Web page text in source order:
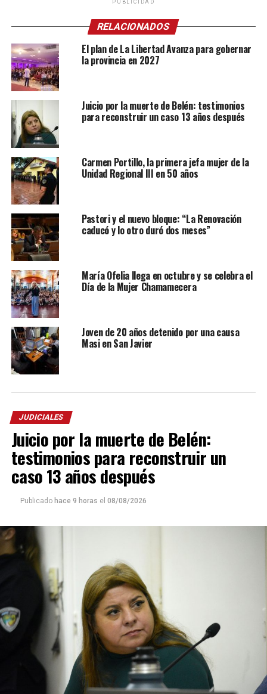
PUBLICIDAD
RELACIONADOS
El plan de La Libertad Avanza para gobernar
la provincia en 2027
Juicio por la muerte de Belén: testimonios
para reconstruir un caso 13 años después
Carmen Portillo, la primera jefa mujer de la
Unidad Regional III en 50 años
Pastori y el nuevo bloque: “La Renovación
caducó y lo otro duró dos meses”
María Ofelia llega en octubre y se celebra el
Día de la Mujer Chamamecera
Joven de 20 años detenido por una causa
Masi en San Javier
JUDICIALES
Juicio por la muerte de Belén:
testimonios para reconstruir un
caso 13 años después
Publicado hace 9 horas el 08/08/2026